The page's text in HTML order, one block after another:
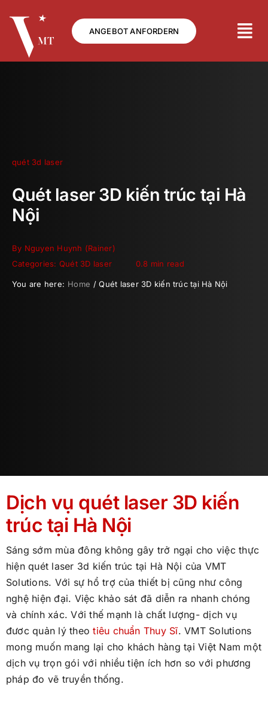
content
ANGEBOT ANFORDERN
quét 3d laser
Quét laser 3D kiến trúc tại Hà
Nội
By Nguyen Huynh (Rainer)
Categories: Quét 3D laser 0.8 min read
You are here: Home Quét laser 3D kiến trúc tại Hà Nội
Dịch vụ quét laser 3D kiến
trúc tại Hà Nội
Sáng sớm mùa đông không gây trở ngại cho việc thực
hiện quét laser 3d kiến trúc tại Hà Nội của VMT
Solutions. Với sự hổ trợ của thiết bị cũng như công
nghệ hiện đại. Việc khảo sát đã diễn ra nhanh chóng
và chính xác. Với thế mạnh là chất lượng- dịch vụ
đươc quản lý theotiêu chuẩn Thuy Sĩ. VMT Solutions
mong muốn mang lại cho khách hàng tại Việt Nam một
dịch vụ trọn gói với nhiều tiện ích hơn so với phương
pháp đo vẽ truyền thống.